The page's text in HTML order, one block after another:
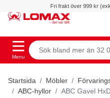
Fri frakt över 999 kr
Menu
Startsida Möbler
ABC-hyllor
ABC Gavel